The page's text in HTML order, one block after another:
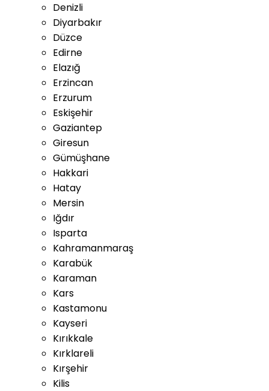
Denizli
Diyarbakır
Düzce
Edirne
Elazığ
Erzincan
Erzurum
Eskişehir
Gaziantep
Giresun
Gümüşhane
Hakkari
Hatay
Mersin
Iğdır
Isparta
Kahramanmaraş
Karabük
Karaman
Kars
Kastamonu
Kayseri
Kırıkkale
Kırklareli
Kırşehir
Kilis